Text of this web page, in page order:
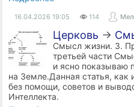
16.04.2026 19:05 114
Церковь →
Смысл жизни. 3.
третьей части
и ясно показываю
на Земле.Данная статья,
без помощи, советов и
Интеллекта.